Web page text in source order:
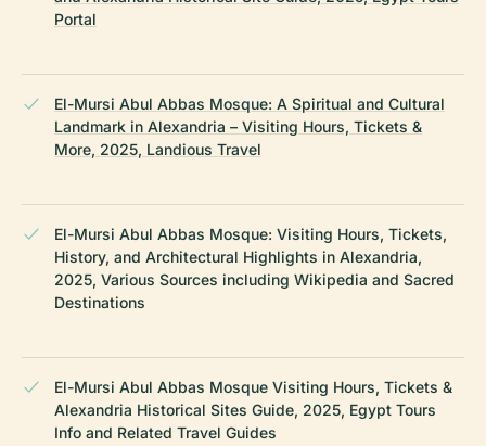
Portal
El-Mursi Abul Abbas Mosque: A Spiritual and Cultural
Landmark in Alexandria – Visiting Hours, Tickets &
More, 2025, Landious Travel
El-Mursi Abul Abbas Mosque: Visiting Hours, Tickets,
History, and Architectural Highlights in Alexandria,
2025, Various Sources including Wikipedia and Sacred
Destinations
El-Mursi Abul Abbas Mosque Visiting Hours, Tickets &
Alexandria Historical Sites Guide, 2025, Egypt Tours
Info and Related Travel Guides